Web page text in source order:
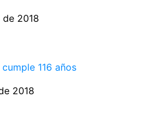
2018
116 años
2018